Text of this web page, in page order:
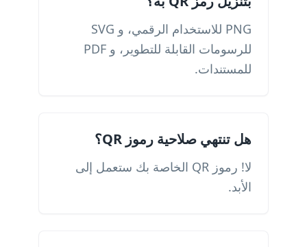
PNG للاستخدام الرقمي، و SVG
للرسومات القابلة للتطوير، و PDF
للمستندات.
هل تنتهي صلاحية رموز QR؟
لا! رموز QR الخاصة بك ستعمل إلى
الأبد.